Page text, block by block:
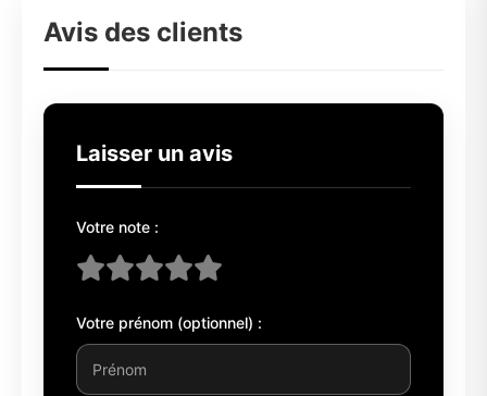
Avis des clients
Laisser un avis
Votre note :
Votre prénom (optionnel) :